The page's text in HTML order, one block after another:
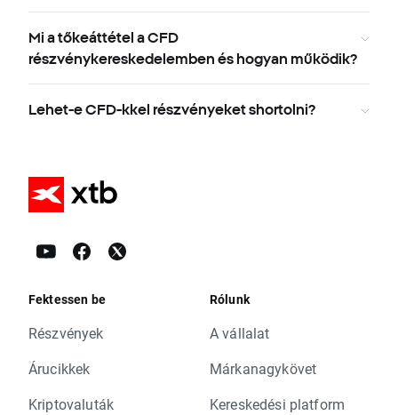
Mi a tőkeáttétel a CFD
részvénykereskedelemben és hogyan működik?
Lehet-e CFD-kkel részvényeket shortolni?
Fektessen be
Részvények
Árucikkek
Kriptovaluták
Rólunk
A vállalat
Márkanagykövet
Kereskedési platform